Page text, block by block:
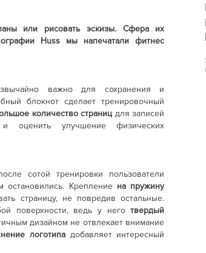
или рисовать эскизы. Сфера их
Huss мы напечатали фитнес
важно для сохранения и
блокнот сделает тренировочный
количество страниц для записей
и оценить улучшение физических
сотой тренировки пользователи
остановились. Крепление на пружину
страницу, не повредив остальные.
поверхности, ведь у неготвердый
дизайном не отвлекает внимание
логотипа добавляет интересный